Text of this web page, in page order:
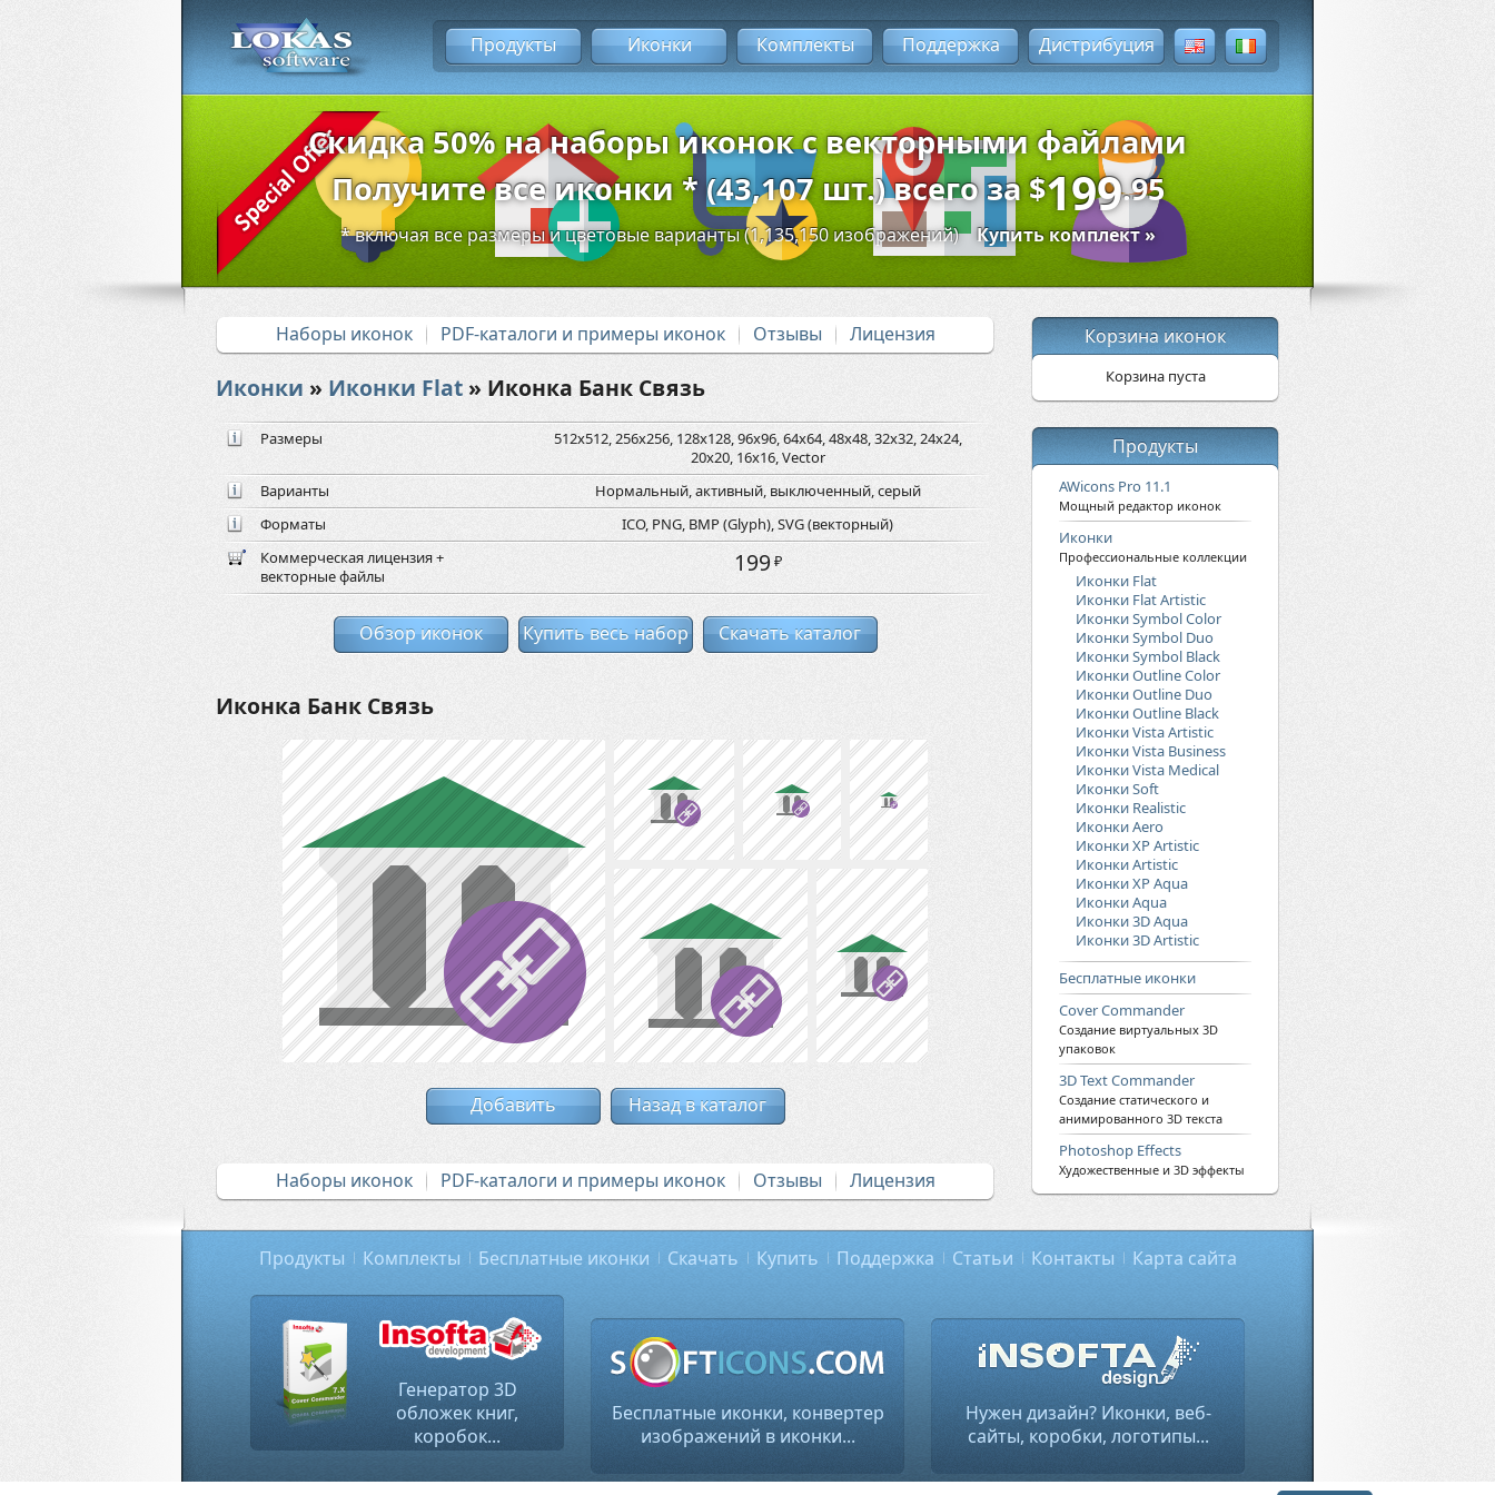
Продукты Иконки Комплекты Поддержка Дистрибуция
Скидка 50% на наборы иконок с векторными файлами
Получите все иконки * (43,107 шт.) всего за$199.95
* включая все размеры и цветовые варианты (1,135,150 изображений) Купить комплект »
Наборы иконок PDF-каталоги и примеры иконок Отзывы Лицензия
Иконки » Иконки Flat » Иконка Банк Связь
Размеры
512x512, 256x256, 128x128, 96x96, 64x64, 48x48, 32x32, 24x24,
20x20, 16x16, Vector
Варианты
Нормальный, активный, выключенный, серый
Форматы
ICO, PNG, BMP (Glyph), SVG (векторный)
Коммерческая лицензия +
векторные файлы
199₽
Обзор иконок Купить весь набор Скачать каталог
Иконка Банк Связь
Добавить Назад в каталог
Наборы иконок PDF-каталоги и примеры иконок Отзывы Лицензия
Корзина иконок
Корзина пуста
Продукты
AWicons Pro 11.1
Мощный редактор иконок
Иконки
Профессиональные коллекции
Иконки Flat
Иконки Flat Artistic
Иконки Symbol Color
Иконки Symbol Duo
Иконки Symbol Black
Иконки Outline Color
Иконки Outline Duo
Иконки Outline Black
Иконки Vista Artistic
Иконки Vista Business
Иконки Vista Medical
Иконки Soft
Иконки Realistic
Иконки Aero
Иконки XP Artistic
Иконки Artistic
Иконки XP Aqua
Иконки Aqua
Иконки 3D Aqua
Иконки 3D Artistic
Бесплатные иконки
Cover Commander
Создание виртуальных 3D
упаковок
3D Text Commander
Создание статического и
анимированного 3D текста
Photoshop Effects
Художественные и 3D эффекты
Продукты Комплекты Бесплатные иконки Скачать Купить Поддержка Статьи Контакты Карта сайта
Генератор 3D
обложек книг,
коробок...
Бесплатные иконки, конвертер
изображений в иконки...
Нужен дизайн? Иконки, веб-
сайты, коробки, логотипы...